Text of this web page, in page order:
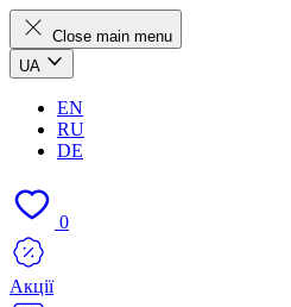
Close main menu
UA
EN
RU
DE
0
Акції